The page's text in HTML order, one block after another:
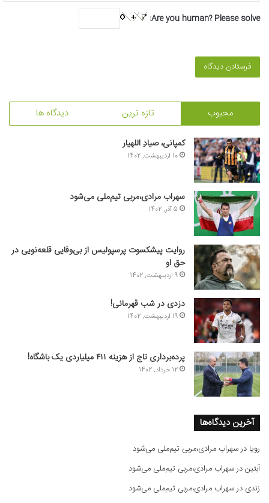
Are you human? Please solve:
محبوب تازه ترین دیدگاه ها
کمپانی، صیادِ اللهیار
10 اردیبهشت, 1402
سهراب مرادی،مربی تیم‌ملی می‌شود
5 آذر, 1402
روایت پیشکسوت پرسپولیس از بی‌وفایی قلعه‌نویی در
حق او
9 اردیبهشت, 1402
دزدی در شب قهرمانی!
19 اردیبهشت, 1402
پرده‌برداری تاج از هزینه ۴۱۱ میلیاردی یک باشگاه!
12 خرداد, 1402
آخرین دیدگاه‌ها
رویا درسهراب مرادی،مربی تیم‌ملی می‌شود
آبتیندرسهراب مرادی،مربی تیم‌ملی می‌شود
زندی درسهراب مرادی،مربی تیم‌ملی می‌شود